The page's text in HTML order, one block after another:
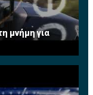
μνήμη για